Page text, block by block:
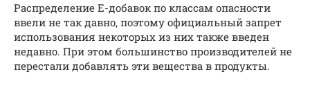
Распределение Е-добавок по классам опасности
ввели не так давно, поэтому официальный запрет
использования некоторых из них также введен
недавно. При этом большинство производителей не
перестали добавлять эти вещества в продукты.